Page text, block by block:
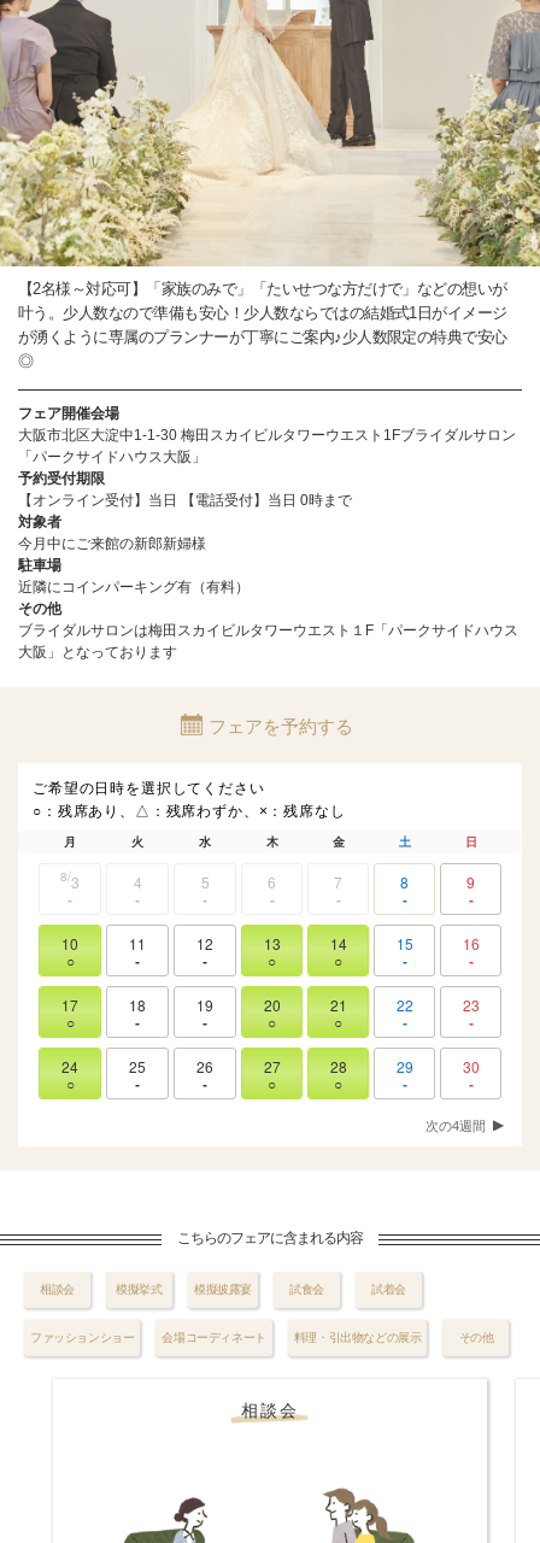
【2名様～対応可】「家族のみで」「たいせつな方だけで」などの想いが
叶う。少人数なので準備も安心！少人数ならではの結婚式1日がイメージ
が湧くように専属のプランナーが丁寧にご案内♪少人数限定の特典で安心
◎
フェア開催会場
大阪市北区大淀中1-1-30 梅田スカイビルタワーウエスト1Fブライダルサロン
「パークサイドハウス大阪」
予約受付期限
【オンライン受付】当日 【電話受付】当日 0時まで
対象者
今月中にご来館の新郎新婦様
駐車場
近隣にコインパーキング有（有料）
その他
ブライダルサロンは梅田スカイビルタワーウエスト１F「パークサイドハウス
大阪」となっております
フェアを予約する
ご希望の日時を選択してください
○：残席あり、△：残席わずか、×：残席なし
月 火 水 木 金 土 日
8 3
-
4
-
5
-
6
-
7
-
8
-
9
-
10
○
11
-
12
-
13
○
14
○
15
-
16
-
17
○
18
-
19
-
20
○
21
○
22
-
23
-
24
○
25
-
26
-
27
○
28
○
29
-
30
-
次の4週間
こちらのフェアに含まれる内容
相談会 模擬挙式 模擬披露宴 試食会 試着会
ファッションショー 会場コーディネート 料理・引出物などの展示 その他
相談会